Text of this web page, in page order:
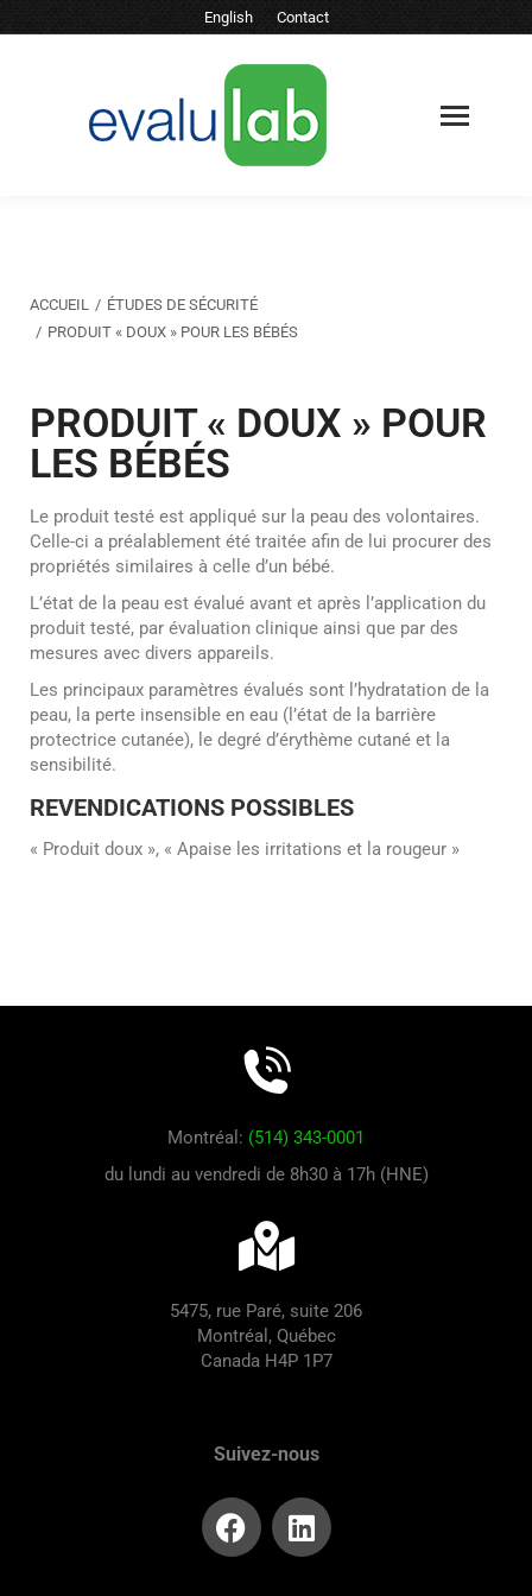
English Contact
Vous êtes ici :
ACCUEIL
ÉTUDES DE SÉCURITÉ
PRODUIT « DOUX » POUR LES BÉBÉS
PRODUIT « DOUX » POUR
LES BÉBÉS
Le produit testé est appliqué sur la peau des volontaires.
Celle-ci a préalablement été traitée afin de lui procurer des
propriétés similaires à celle d’un bébé.
L’état de la peau est évalué avant et après l’application du
produit testé, par évaluation clinique ainsi que par des
mesures avec divers appareils.
Les principaux paramètres évalués sont l’hydratation de la
peau, la perte insensible en eau (l’état de la barrière
protectrice cutanée), le degré d’érythème cutané et la
sensibilité.
REVENDICATIONS POSSIBLES
« Produit doux », « Apaise les irritations et la rougeur »
Montréal: (514) 343-0001
du lundi au vendredi de 8h30 à 17h (HNE)
5475, rue Paré, suite 206
Montréal, Québec
Canada H4P 1P7
Suivez-nous